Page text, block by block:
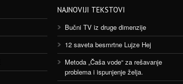
NAJNOVIJI TEKSTOVI
Bučni TV iz druge dimenzije
12 saveta besmrtne Lujze Hej
Metoda „Čaša vode“ za rešavanje
problema i ispunjenje želja.